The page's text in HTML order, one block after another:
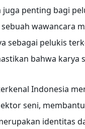
penting bagi
wawancara
sebagai pelukis
bahwa karya
Indonesia
seni,
identitas